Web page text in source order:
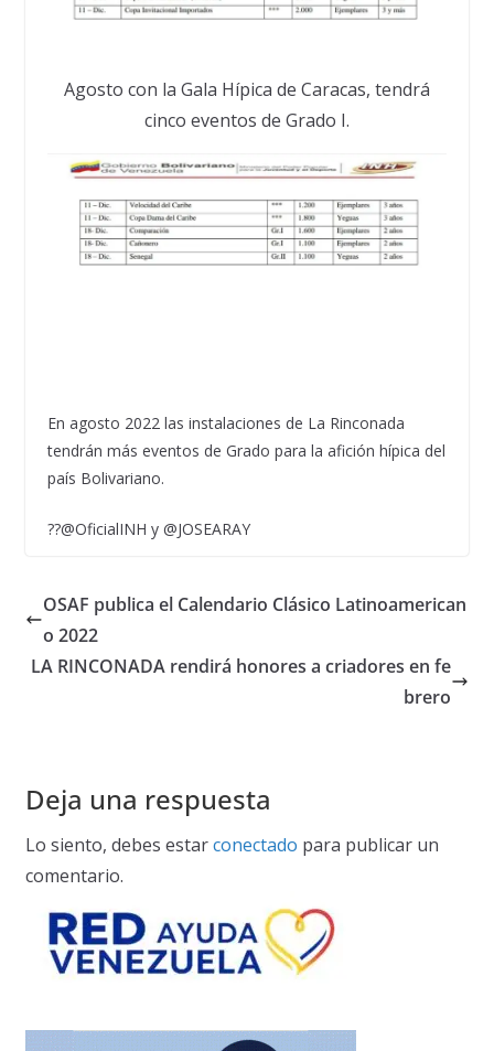
Agosto con la Gala Hípica de Caracas, tendrá
cinco eventos de Grado I.
En agosto 2022 las instalaciones de La Rinconada
tendrán más eventos de Grado para la afición hípica del
país Bolivariano.
??@OficialINH y @JOSEARAY
OSAF publica el Calendario Clásico Latinoamerican
o 2022
LA RINCONADA rendirá honores a criadores en fe
brero
Deja una respuesta
Lo siento, debes estarconectado para publicar un
comentario.